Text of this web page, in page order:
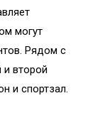
могут
Рядом с
второй
и спортзал.